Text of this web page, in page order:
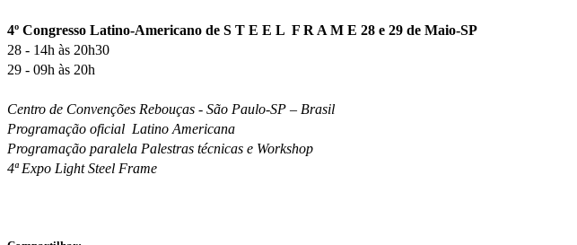
4º Congresso Latino-Americano de S T E E L F R A M E 28 e 29 de Maio-SP
28 - 14h às 20h30
29 - 09h às 20h
Centro de Convenções Rebouças - São Paulo-SP – Brasil
Programação oficial Latino Americana
Programação paralela Palestras técnicas e Workshop
4ª Expo Light Steel Frame